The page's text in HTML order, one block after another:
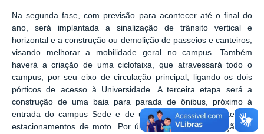
Na segunda fase, com previsão para acontecer até o final do
ano, será implantada a sinalização de trânsito vertical e
horizontal e a construção ou demolição de passeios e canteiros,
visando melhorar a mobilidade geral no campus. Também
haverá a criação de uma ciclofaixa, que atravessará todo o
campus, por seu eixo de circulação principal, ligando os dois
pórticos de acesso à Universidade. A terceira etapa será a
construção de uma baia para parada de ônibus, próximo à
entrada do campus Sede e de uma cobertura em parte dos
estacionamentos de moto. Por último, haverá a instalação de